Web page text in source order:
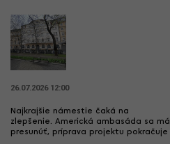
26.07.2026 12:00
Najkrajšie námestie čaká na
zlepšenie. Americká ambasáda sa má
presunúť, príprava projektu pokračuje